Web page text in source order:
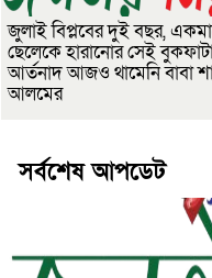
জুলাই বিপ্লবের দুই বছর,
ছেলেকে হারানোর সেই
আর্তনাদ আজও থামেনি বাবা
আলমের
সর্বশেষ আপডেট